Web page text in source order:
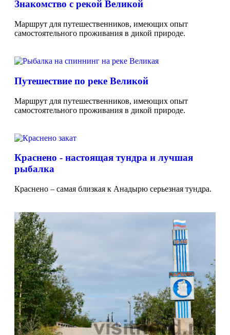
Знакомство с рекой Великой
Маршрут для путешественников, имеющих опыт
самостоятельного проживания в дикой природе.
Путешествие по реке Великой
Маршрут для путешественников, имеющих опыт
самостоятельного проживания в дикой природе.
Краснено - настоящая тундра и лучшая
рыбалка
Краснено – самая близкая к Анадырю серьезная тундра.